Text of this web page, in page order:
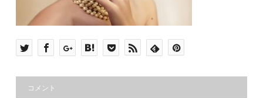
コメント